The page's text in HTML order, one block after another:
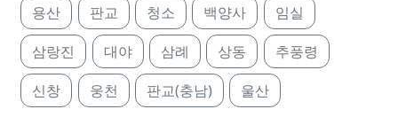
용산 판교 청소 백양사 임실
삼랑진 대야 삼례 상동 추풍령
신창 웅천 판교(충남) 울산